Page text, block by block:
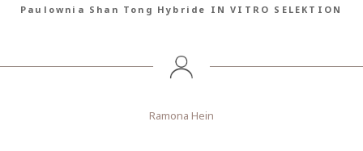
Paulownia Shan Tong Hybride IN VITRO SELEKTION
Ramona Hein